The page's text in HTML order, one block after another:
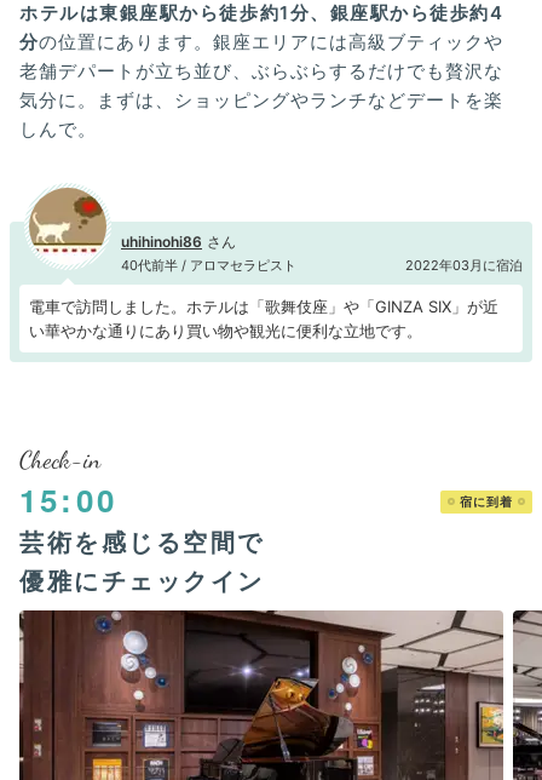
ホテルは東銀座駅から徒歩約1分、銀座駅から徒歩約4
分の位置にあります。銀座エリアには高級ブティックや
老舗デパートが立ち並び、ぶらぶらするだけでも贅沢な
気分に。まずは、ショッピングやランチなどデートを楽
しんで。
uhihinohi86
40代前半 / アロマセラピスト 2022年03月に宿泊
電車で訪問しました。ホテルは「歌舞伎座」や「GINZA SIX」が近
い華やかな通りにあり買い物や観光に便利な立地です。
Check-in
15:00 宿に到着
芸術を感じる空間で
優雅にチェックイン